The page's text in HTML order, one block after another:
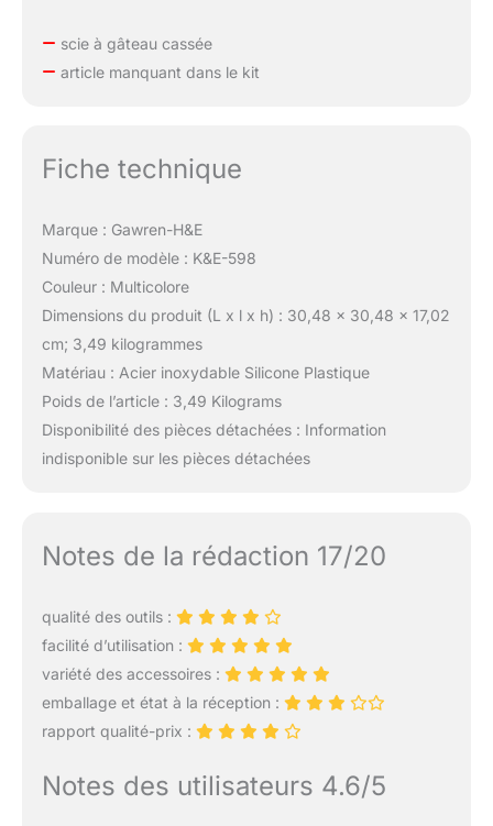
scie à gâteau cassée
article manquant dans le kit
Fiche technique
Marque : Gawren-H&E
Numéro de modèle : K&E-598
Couleur : Multicolore
Dimensions du produit (L x l x h) : 30,48 x 30,48 x 17,02
cm; 3,49 kilogrammes
Matériau : Acier inoxydable Silicone Plastique
Poids de l’article : 3,49 Kilograms
Disponibilité des pièces détachées : Information
indisponible sur les pièces détachées
Notes de la rédaction 17/20
qualité des outils :
facilité d’utilisation :
variété des accessoires :
emballage et état à la réception :
rapport qualité-prix :
Notes des utilisateurs 4.6/5